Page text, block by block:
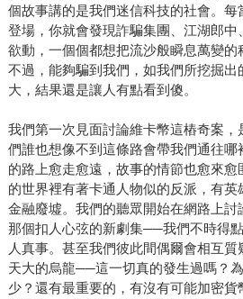
個故事講的是我們迷信科技的社會。
登場，你就會發現詐騙集團、江湖郎中
欲動，一個個都想把流沙般瞬息萬變的
不過，能夠騙到我們，如我們所挖掘出
大，結果還是讓人有點看到傻。
我們第一次見面討論維卡幣這樁奇案
們誰也想像不到這條路會帶我們通往哪
的路上愈走愈遠，故事的情節也愈來
的世界裡有著卡通人物似的反派，有
金融廢墟。我們的聽眾開始在網路上討
那個扣人心弦的新劇集──我們不時得
人真事。甚至我們彼此間偶爾會相互
天大的烏龍──這一切真的發生過嗎？
少？還有最重要的，有沒有可能加密